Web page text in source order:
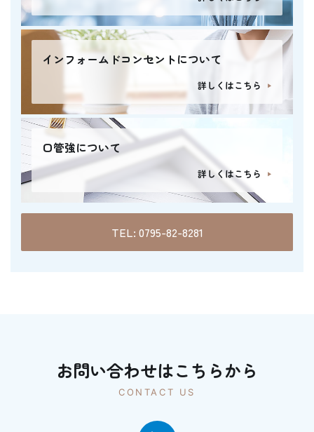
インフォームドコンセントについて
詳しくはこちら
口管強について
詳しくはこちら
TEL: 0795-82-8281
お問い合わせはこちらから
CONTACT US